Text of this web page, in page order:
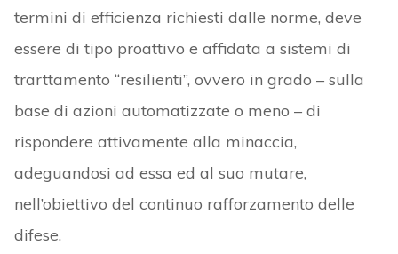
termini di efficienza richiesti dalle norme, deve
essere di tipo proattivo e affidata a sistemi di
trarttamento “resilienti”, ovvero in grado – sulla
base di azioni automatizzate o meno – di
rispondere attivamente alla minaccia,
adeguandosi ad essa ed al suo mutare,
nell’obiettivo del continuo rafforzamento delle
difese.